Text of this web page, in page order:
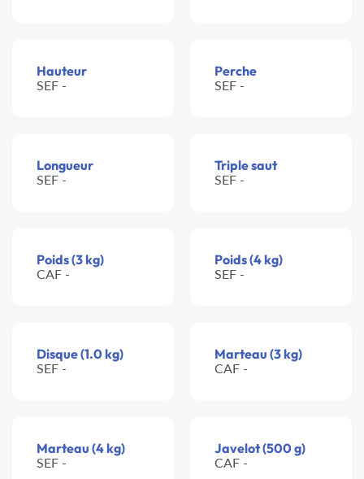
Hauteur
SEF -
Perche
SEF -
Longueur
SEF -
Triple saut
SEF -
Poids (3 kg)
CAF -
Poids (4 kg)
SEF -
Disque (1.0 kg)
SEF -
Marteau (3 kg)
CAF -
Marteau (4 kg)
SEF -
Javelot (500 g)
CAF -